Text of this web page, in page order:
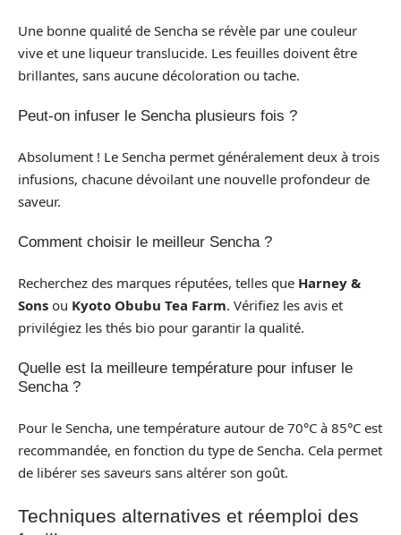
Une bonne qualité de Sencha se révèle par une couleur
vive et une liqueur translucide. Les feuilles doivent être
brillantes, sans aucune décoloration ou tache.
Peut-on infuser le Sencha plusieurs fois ?
Absolument ! Le Sencha permet généralement deux à trois
infusions, chacune dévoilant une nouvelle profondeur de
saveur.
Comment choisir le meilleur Sencha ?
Recherchez des marques réputées, telles que Harney &
Sons ou Kyoto Obubu Tea Farm. Vérifiez les avis et
privilégiez les thés bio pour garantir la qualité.
Quelle est la meilleure température pour infuser le
Sencha ?
Pour le Sencha, une température autour de 70°C à 85°C est
recommandée, en fonction du type de Sencha. Cela permet
de libérer ses saveurs sans altérer son goût.
Techniques alternatives et réemploi des